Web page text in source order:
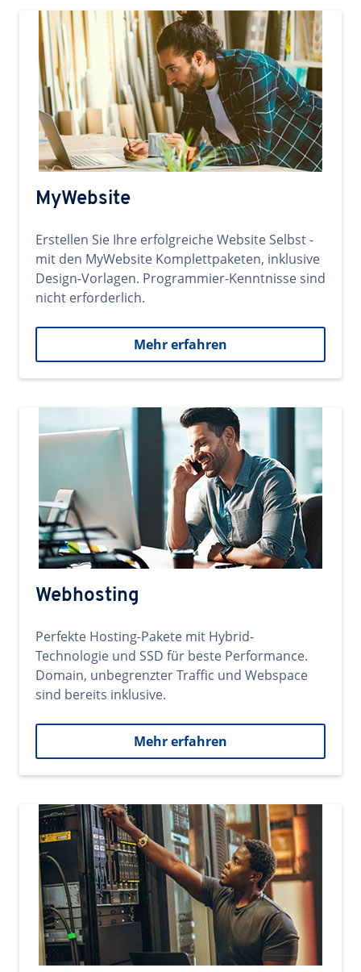
MyWebsite
Erstellen Sie Ihre erfolgreiche Website Selbst -
mit den MyWebsite Komplettpaketen, inklusive
Design-Vorlagen. Programmier-Kenntnisse sind
nicht erforderlich.
Mehr erfahren
Webhosting
Perfekte Hosting-Pakete mit Hybrid-
Technologie und SSD für beste Performance.
Domain, unbegrenzter Traffic und Webspace
sind bereits inklusive.
Mehr erfahren